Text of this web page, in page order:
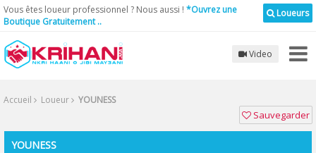
Loueurs
Vous êtes loueur professionnel ? Nous aussi ! *Ouvrez une
Boutique Gratuitement ..
Video
Accueil Loueur YOUNESS
Sauvegarder
YOUNESS